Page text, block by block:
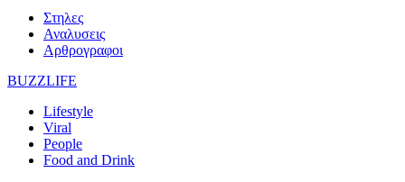
Στηλες
Αναλυσεις
Αρθρογραφοι
BUZZLIFE
Lifestyle
Viral
People
Food and Drink